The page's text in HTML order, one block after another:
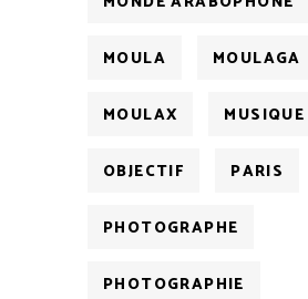
MOULA MOULAGA
MOULAX MUSIQUE
OBJECTIF PARIS
PHOTOGRAPHE
PHOTOGRAPHIE